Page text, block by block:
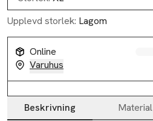
Upplevd storlek: Lagom
Online
Varuhus
Beskrivning Material